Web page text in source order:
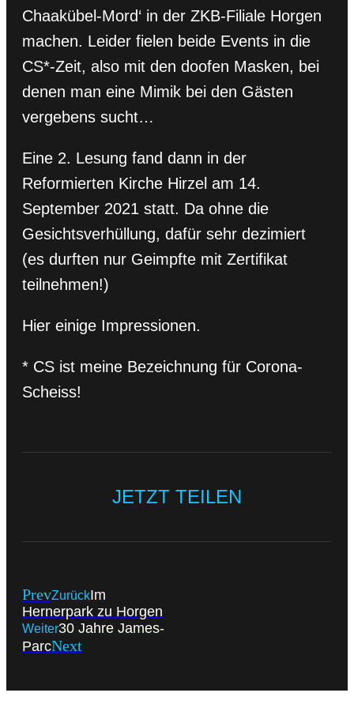
Chaakübel-Mord‘ in der ZKB-Filiale Horgen
machen. Leider fielen beide Events in die
CS*-Zeit, also mit den doofen Masken, bei
denen man eine Mimik bei den Gästen
vergebens sucht…
Eine 2. Lesung fand dann in der
Reformierten Kirche Hirzel am 14.
September 2021 statt. Da ohne die
Gesichtsverhüllung, dafür sehr dezimiert
(es durften nur Geimpfte mit Zertifikat
teilnehmen!)
Hier einige Impressionen.
* CS ist meine Bezeichnung für Corona-
Scheiss!
JETZT TEILEN
PrevZurückIm
Hernerpark zu Horgen
Weiter30 Jahre James-
ParcNext